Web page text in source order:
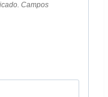
Campos